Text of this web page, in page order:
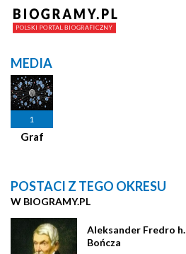
MEDIA
1
Graf
POSTACI Z TEGO OKRESU
W BIOGRAMY.PL
Aleksander Fredro h.
Bończa